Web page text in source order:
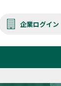
企業ログイン